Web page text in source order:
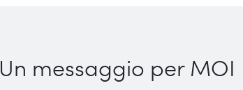
Un messaggio per MOI